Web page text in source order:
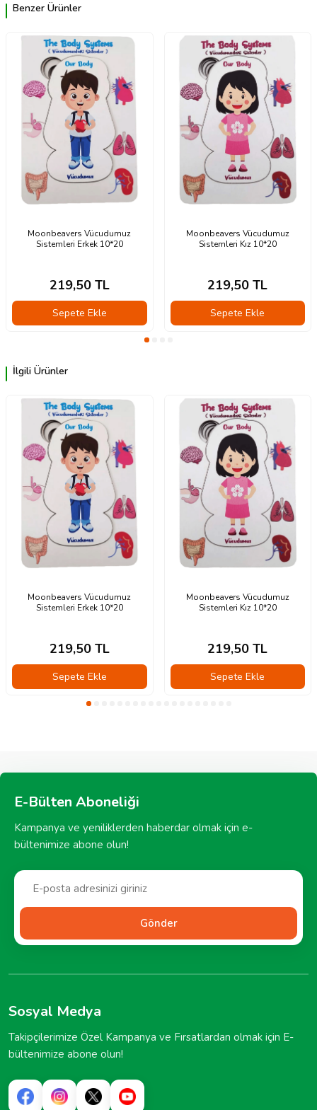
Benzer Ürünler
Moonbeavers Vücudumuz
Sistemleri Erkek 10*20
219,50TL
Sepete Ekle
Moonbeavers Vücudumuz
Sistemleri Kız 10*20
219,50 TL
Sepete Ekle
İlgili Ürünler
Moonbeavers Vücudumuz
Sistemleri Erkek 10*20
219,50TL
Sepete Ekle
Moonbeavers Vücudumuz
Sistemleri Kız 10*20
219,50 TL
Sepete Ekle
E-Bülten Aboneliği
Kampanya ve yeniliklerden haberdar olmak için e-
bültenimize abone olun!
Gönder
Sosyal Medya
Takipçilerimize Özel Kampanya ve Fırsatlardan olmak için E-
bültenimize abone olun!